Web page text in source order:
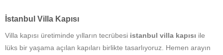
İstanbul Villa Kapısı
Villa kapısı üretiminde yılların tecrübesi istanbul villa kapısı ile
lüks bir yaşama açılan kapıları birlikte tasarlıyoruz. Hemen arayın